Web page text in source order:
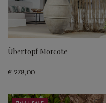
Übertopf Morcote
€ 278,00